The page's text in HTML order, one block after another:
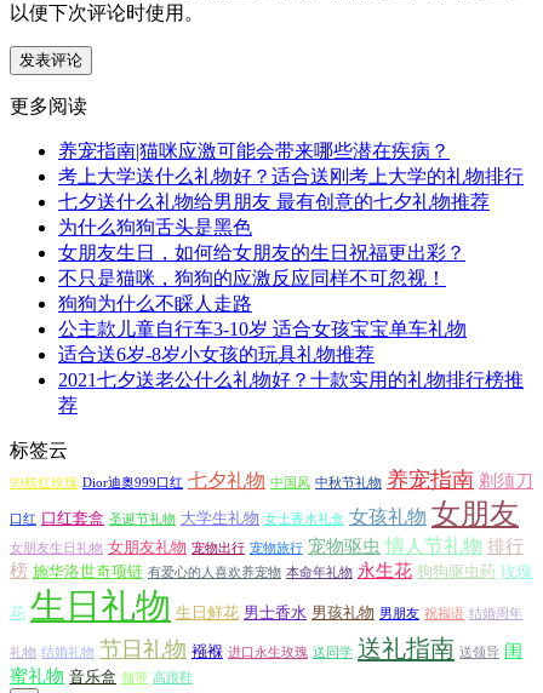
以便下次评论时使用。
更多阅读
养宠指南|猫咪应激可能会带来哪些潜在疾病？
考上大学送什么礼物好？适合送刚考上大学的礼物排行
七夕送什么礼物给男朋友 最有创意的七夕礼物推荐
为什么狗狗舌头是黑色
女朋友生日，如何给女朋友的生日祝福更出彩？
不只是猫咪，狗狗的应激反应同样不可忽视！
狗狗为什么不睬人走路
公主款儿童自行车3-10岁 适合女孩宝宝单车礼物
适合送6岁-8岁小女孩的玩具礼物推荐
2021七夕送老公什么礼物好？十款实用的礼物排行榜推
荐
标签云
99枝红玫瑰 Dior迪奥999口红 七夕礼物 中国风 中秋节礼物 养宠指南 剃须刀
口红 口红套盒 圣诞节礼物 大学生礼物 女士香水礼盒 女孩礼物 女朋友
女朋友生日礼物 女朋友礼物 宠物出行 宠物旅行 宠物驱虫 情人节礼物 排行
榜 施华洛世奇项链 有爱心的人喜欢养宠物 本命年礼物 永生花 狗狗驱虫药 玫瑰
花 生日礼物 生日鲜花 男士香水 男孩礼物 男朋友 祝福语 结婚周年
礼物 结婚礼物 节日礼物 襁褓 进口永生玫瑰 送同学 送礼指南 送领导 闺
蜜礼物 音乐盒 领带 高跟鞋